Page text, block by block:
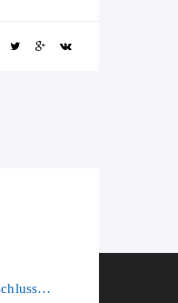
Schulfest am HSG: Gelungener Abschluss eines ereignisreichen Schuljahres